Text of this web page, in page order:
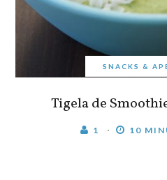
SNACKS &
Tigela de
1 10